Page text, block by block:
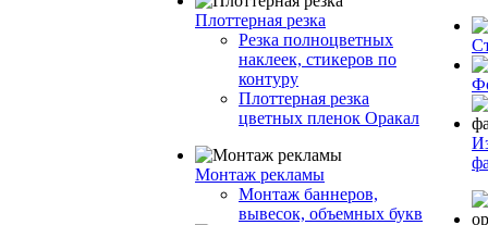
Плоттерная резка
Резка полноцветных
наклеек, стикеров по
контуру
Плоттерная резка
цветных пленок Оракал
Монтаж рекламы
Монтаж баннеров,
вывесок, объемных букв